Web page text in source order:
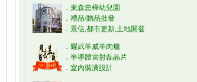
． 東森忠樺幼兒園
． 禮品/贈品批發
． 景信,都市更新,土地開發
． 耀武羊威羊肉爐
． 半導體雷射磊晶片
． 室內裝潢設計